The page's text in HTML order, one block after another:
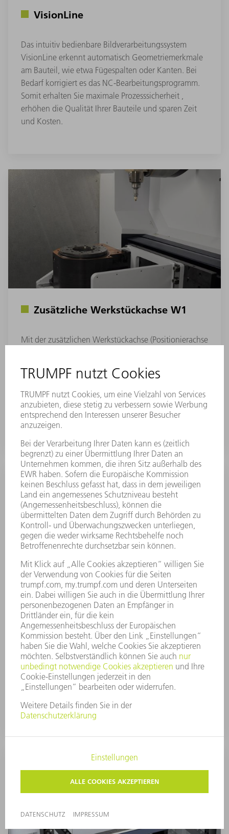
VisionLine
Das intuitiv bedienbare Bildverarbeitungssystem
VisionLine erkennt automatisch Geometriemerkmale
am Bauteil, wie etwa Fügespalten oder Kanten. Bei
Bedarf korrigiert es das NC-Bearbeitungsprogramm.
Somit erhalten Sie maximale Prozesssicherheit ,
erhöhen die Qualität Ihrer Bauteile und sparen Zeit
und Kosten.
Zusätzliche Werkstückachse W1
Mit der zusätzlichen Werkstückachse (Positionierachse
große 3D-Bauteile, die bis zu 250 % größer sein
dürfen. Die maximale 3D-Bauteilgröße steigt auf
einen Durchmesser von 600 x 520 mm. So nutzen Sie
den Arbeitsraum optimal aus und produzieren mit
maximaler Flexibilität.
Teachpanel
Mit dem ergonomischen Teachpanel programmieren
Sie schnell und intuitiv direkt am Werkstück. Die
Achsen verfahren Sie gezielt per 6D-Maus. Dabei
visualisiert Ihnen das integrierte Display alle
anstehenden Aktionen. Dank Hilfsprogrammen
erstellen Sie die Werkzeugbahn sicher und schnell.